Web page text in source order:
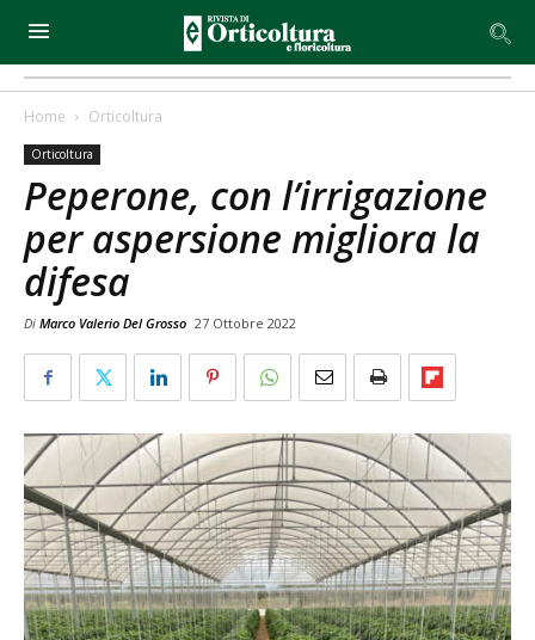
Home Orticoltura
Orticoltura
Peperone, con l’irrigazione
per aspersione migliora la
difesa
Di Marco Valerio Del Grosso 27 Ottobre 2022